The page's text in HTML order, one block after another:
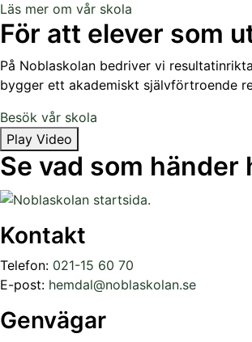
Läs mer om vår skola
För att elever som
På Noblaskolan bedriver vi
bygger ett akademiskt självförtroende
Besök vår skola
Play Video
Se vad som händer
Kontakt
Telefon: 021-15 60 70
E-post: hemdal@noblaskolan.se
Genvägar